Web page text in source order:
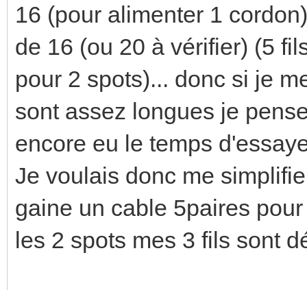
16 (pour alimenter 1
de 16 (ou 20 à vérifier) (5
pour 2 spots)... donc si je
sont assez longues je
encore eu le temps
Je voulais donc me
gaine un cable 5paires
les 2 spots mes 3 fils sont